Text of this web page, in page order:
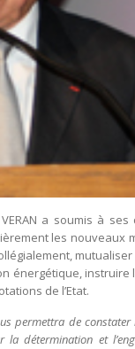
a soumis à
les nouveaux
énergétique,
de l’Etat.
permettra de constater
détermination et